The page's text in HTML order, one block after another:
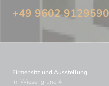
+49 9602 9129590
Firmensitz und Ausstellung
Im Wiesengrund 4